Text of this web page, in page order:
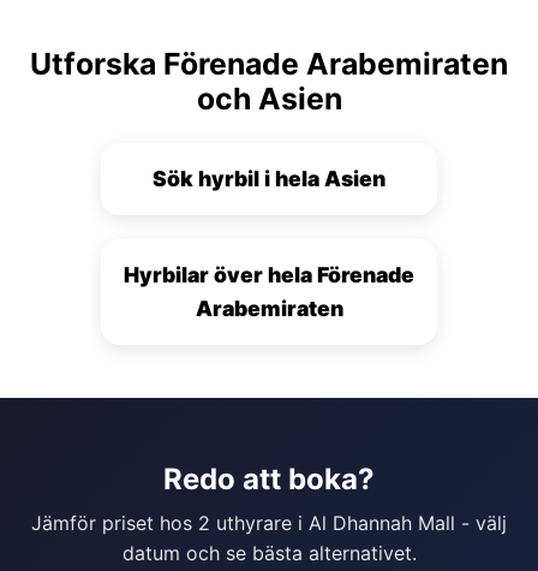
Utforska Förenade Arabemiraten
och Asien
Sök hyrbil i hela Asien
Hyrbilar över hela Förenade
Arabemiraten
Redo att boka?
Jämför priset hos 2 uthyrare i Al Dhannah Mall - välj
datum och se bästa alternativet.